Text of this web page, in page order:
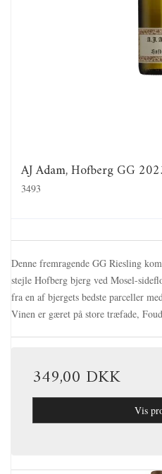
AJ Adam, Hofberg GG
3493
Denne fremragende GG Riesling
stejle Hofberg bjerg ved Mosel-
fra en af bjergets bedste parceller
Vinen er gæret på store træfade,
349,00 DKK
Vis